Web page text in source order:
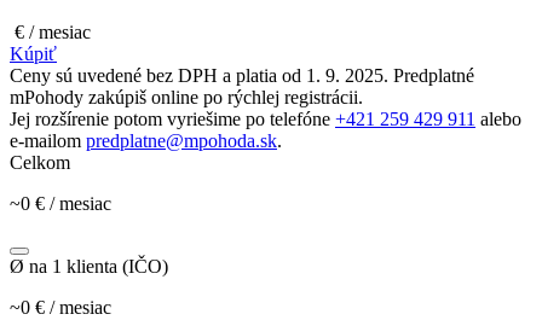
€ / mesiac
Kúpiť
Ceny sú uvedené bez DPH a platia od 1. 9. 2025. Predplatné
mPohody zakúpiš online po rýchlej registrácii.
Jej rozšírenie potom vyriešime po telefóne +421 259 429 911 alebo
e-mailom predplatne@mpohoda.sk.
Celkom
~0 € / mesiac
Ø na 1 klienta (IČO)
~0 € / mesiac